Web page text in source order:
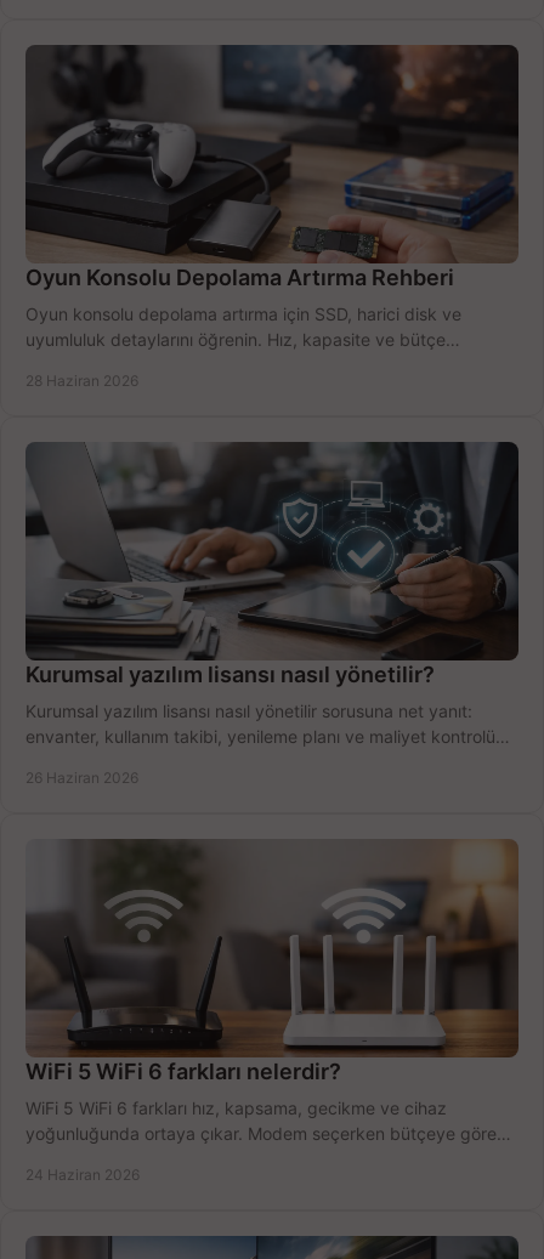
Oyun Konsolu Depolama Artırma Rehberi
Oyun konsolu depolama artırma için SSD, harici disk ve
uyumluluk detaylarını öğrenin. Hız, kapasite ve bütçe
28 Haziran 2026
Kurumsal yazılım lisansı nasıl yönetilir?
Kurumsal yazılım lisansı nasıl yönetilir sorusuna net yanıt:
envanter, kullanım takibi, yenileme planı ve maliyet kontrolü
26 Haziran 2026
WiFi 5 WiFi 6 farkları nelerdir?
WiFi 5 WiFi 6 farkları hız, kapsama, gecikme ve cihaz
yoğunluğunda ortaya çıkar. Modem seçerken bütçeye göre
24 Haziran 2026